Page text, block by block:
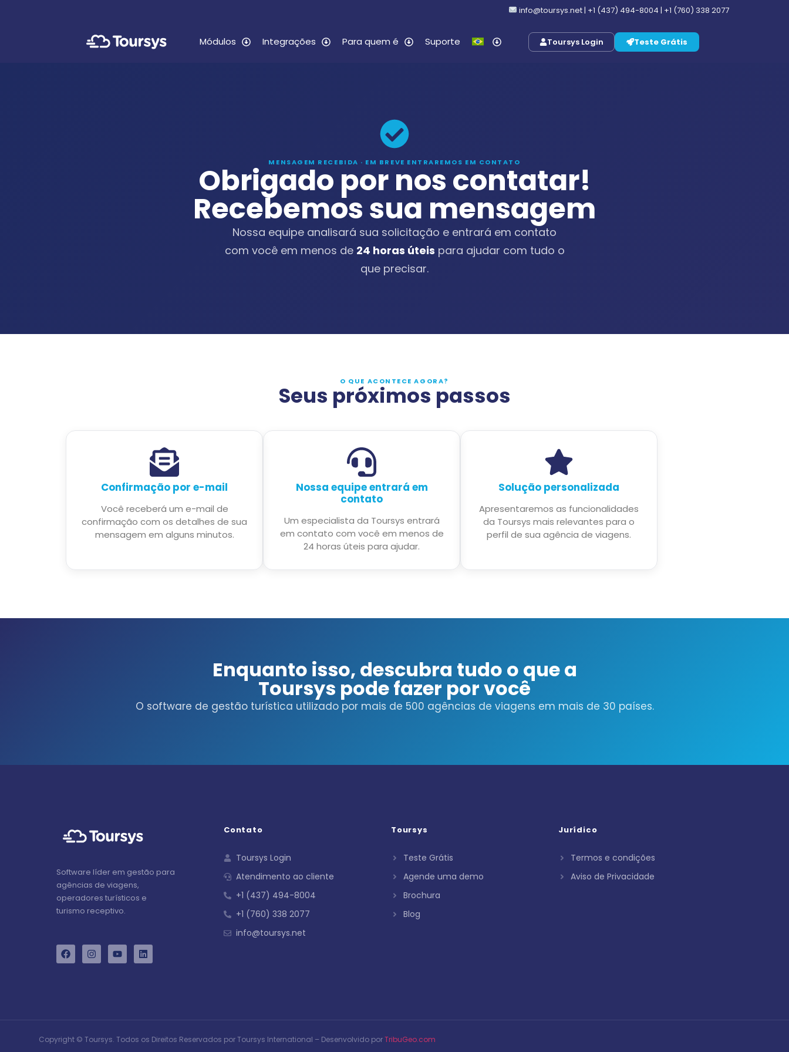
info@toursys.net| +1 (437) 494-8004 | +1 (760) 338 2077
Módulos Integrações Para quem é Suporte Toursys Login Teste Grátis
MENSAGEM RECEBIDA · EM BREVE ENTRAREMOS EM CONTATO
Obrigado por nos contatar!
Recebemos sua mensagem
Nossa equipe analisará sua solicitação e entrará em contato
com você em menos de 24 horas úteis para ajudar com tudo o
que precisar.
O QUE ACONTECE AGORA?
Seus próximos passos
Confirmação por e-mail
Você receberá um e-mail de
confirmação com os detalhes de sua
mensagem em alguns minutos.
Nossa equipe entrará em
contato
Um especialista da Toursys entrará
em contato com você em menos de
24 horas úteis para ajudar.
Solução personalizada
Apresentaremos as funcionalidades
da Toursys mais relevantes para o
perfil de sua agência de viagens.
Enquanto isso, descubra tudo o que a
Toursys pode fazer por você
O software de gestão turística utilizado por mais de 500 agências de viagens em mais de 30 países.
Software líder em gestão para
agências de viagens,
operadores turísticos e
turismo receptivo.
Contato
Toursys Login
Atendimento ao cliente
+1 (437) 494-8004
+1 (760) 338 2077
info@toursys.net
Toursys
Teste Grátis
Agende uma demo
Brochura
Blog
Jurídico
Termos e condições
Aviso de Privacidade
Copyright © Toursys. Todos os Direitos Reservados por Toursys International – Desenvolvido porTribuGeo.com